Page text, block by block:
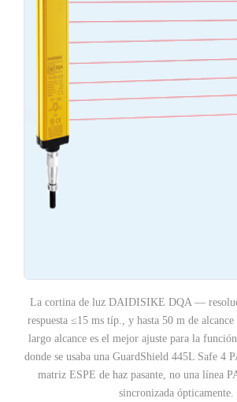
La cortina de luz DAIDISIKE DQA —
respuesta ≤15 ms típ., y hasta 50 m de
largo alcance es el mejor ajuste para la
donde se usaba una GuardShield 445L Safe 4
matriz ESPE de haz pasante, no una línea
sincronizada ópticamente.